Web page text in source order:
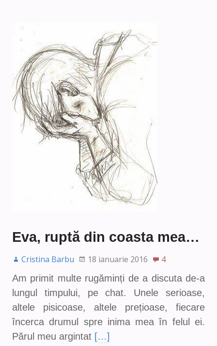
Eva, ruptă din coasta mea…
Cristina Barbu 18 ianuarie 2016
4
Am primit multe rugăminți de a discuta de-a
lungul timpului, pe chat. Unele serioase,
altele pisicoase, altele prețioase, fiecare
încerca drumul spre inima mea în felul ei.
Părul meu argintat […]